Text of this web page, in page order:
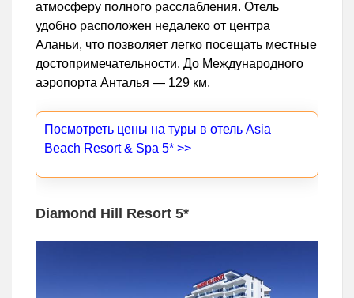
атмосферу полного расслабления. Отель
удобно расположен недалеко от центра
Аланьи, что позволяет легко посещать местные
достопримечательности. До Международного
аэропорта Анталья — 129 км.
Посмотреть цены на туры в отель Asia
Beach Resort & Spa 5* >>
Diamond Hill Resort 5*